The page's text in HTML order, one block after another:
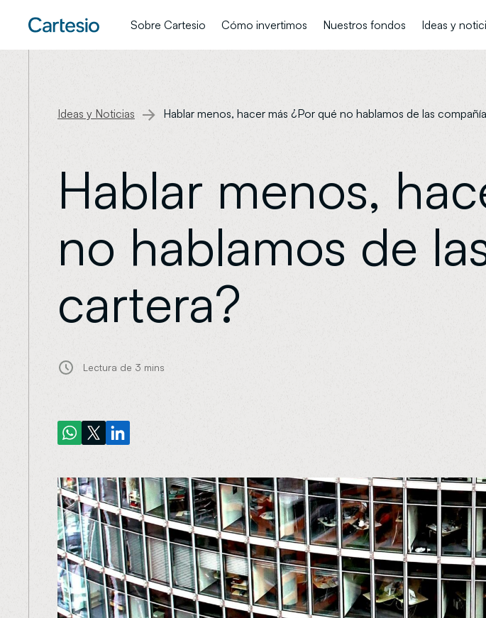
Sobre Cartesio Cómo invertimos Nuestros fondos Ideas y
Ideas y Noticias Hablar menos, hacer más ¿Por qué no hablamos de las
Hablar menos,
no hablamos de
cartera?
Lectura de 3 mins